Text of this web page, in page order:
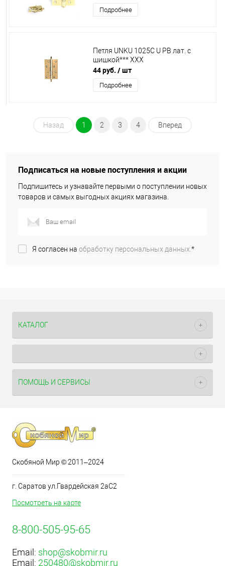
Подробнее
Петля UNKU 1025С U РВ лат. с
шишкой*** ХХХ
44 руб. / шт
Подробнее
Назад 1 2 3 4 Вперед
Подписаться на новые поступления и акции
Подпишитесь и узнавайте первыми о поступлении новых
товаров и самых выгодных акциях магазина.
Я согласен на обработку персональных данных.*
КАТАЛОГ
ПОМОЩЬ И СЕРВИСЫ
Скобяной Мир © 2011–2024
г. Саратов ул.Гвардейская 2аС2
Посмотреть на карте
8-800-505-95-65
Email: shop@skobmir.ru
Email: 250480@skobmir.ru